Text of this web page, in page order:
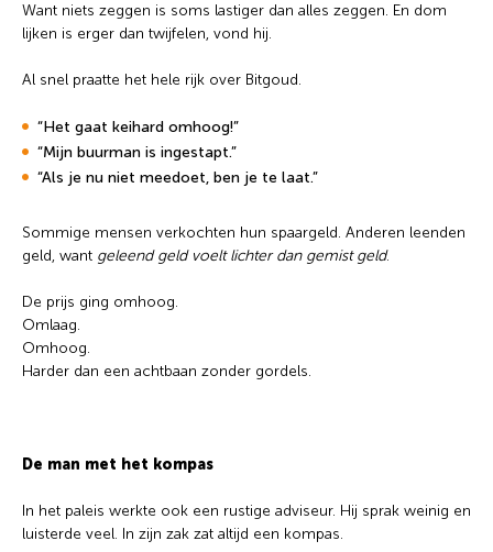
Want niets zeggen is soms lastiger dan alles zeggen. En dom
lijken is erger dan twijfelen, vond hij.
Al snel praatte het hele rijk over Bitgoud.
“Het gaat keihard omhoog!”
“Mijn buurman is ingestapt.”
“Als je nu niet meedoet, ben je te laat.”
Sommige mensen verkochten hun spaargeld. Anderen leenden
geld, want geleend geld voelt lichter dan gemist geld.
De prijs ging omhoog.
Omlaag.
Omhoog.
Harder dan een achtbaan zonder gordels.
De man met het kompas
In het paleis werkte ook een rustige adviseur. Hij sprak weinig en
luisterde veel. In zijn zak zat altijd een kompas.